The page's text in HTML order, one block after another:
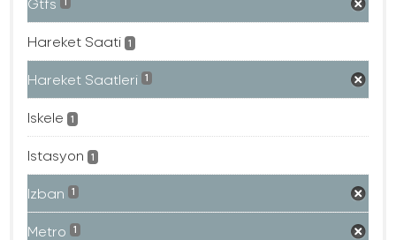
Hareket Saati 1
Hareket Saatleri 1
Iskele 1
Istasyon 1
Izban 1
Metro 1